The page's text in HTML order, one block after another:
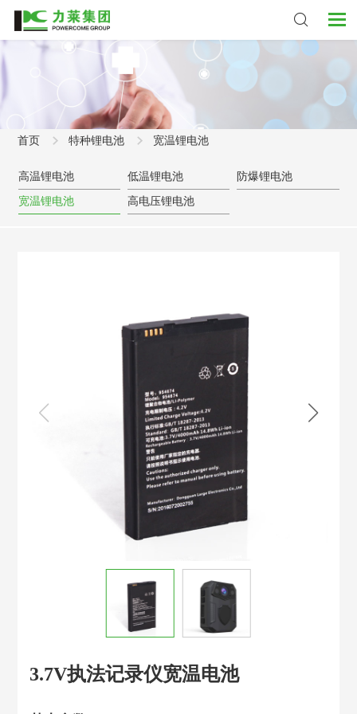
首页 特种锂电池 宽温锂电池
高温锂电池 低温锂电池 防爆锂电池
宽温锂电池 高电压锂电池
3.7V执法记录仪宽温电池